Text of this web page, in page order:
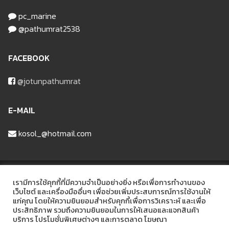
pc_marine
@pathumrat2538
FACEBOOK
@jotunpathumrat
E-MAIL
kosol_@hotmail.com
บริษัท ปทุมรัฐวัสดุก่อสร้าง จำกัด
ที่อยู่ 48/6 หมู่ที่2 ถนนรังสิต-ลาดหลุมแก้ว ต.บ้านฉาง อ.เมือง จ.ปทุมธานี
12000
เรามีการใช้คุกกี้ที่มีความจำเป็นอย่างยิ่ง หรือเพื่อการทำงานของ
เว็บไซต์ และเครื่องมืออื่นๆ เพื่อช่วยเพิ่มประสบการณ์การใช้งานให้
แก่คุณ โดยให้ความยินยอมสำหรับคุกกี้เพื่อการวิเคราะห์ และเพื่อ
ประสิทธิภาพ รวมถึงความยินยอมในการให้เสนอและแจกสินค้า
บริการ โปรโมชั่นพิเศษต่างๆ และการตลาด โฆษณา